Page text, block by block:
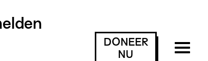
DONEER
NU